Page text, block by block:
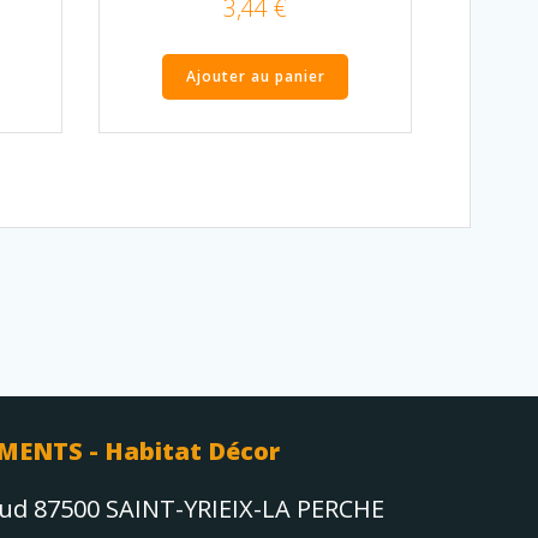
3,44€
Ajouter au panier
- Habitat Décor
87500 SAINT-YRIEIX-LA PERCHE